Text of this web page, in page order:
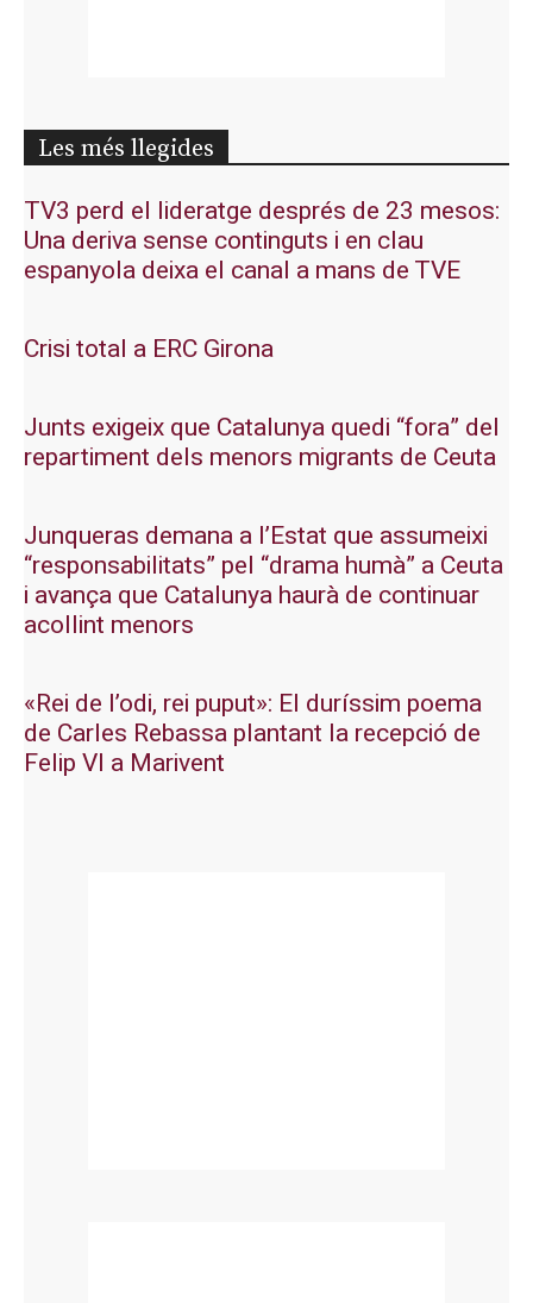
Les més llegides
TV3 perd el lideratge després de 23 mesos:
Una deriva sense continguts i en clau
espanyola deixa el canal a mans de TVE
Crisi total a ERC Girona
Junts exigeix que Catalunya quedi “fora” del
repartiment dels menors migrants de Ceuta
Junqueras demana a l’Estat que assumeixi
“responsabilitats” pel “drama humà” a Ceuta
i avança que Catalunya haurà de continuar
acollint menors
«Rei de l’odi, rei puput»: El duríssim poema
de Carles Rebassa plantant la recepció de
Felip VI a Marivent